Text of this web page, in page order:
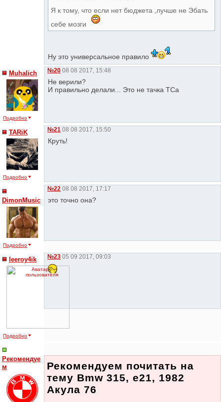
Я к тому, что если нет бюджета ,лучше не Эбать
себе мозги
Ну это универсальное правило
Muhalich
Подробно
№20 08 08 2017, 15:48
Не верили?
И правильно делали... Это не тачка ТСа
TARiK
Подробно
№21 08 08 2017, 15:50
Круть!
DimonMusic
Подробно
№22 08 08 2017, 17:17
это точно она?
leeroy4ik
Подробно
№23 05 09 2017, 09:03
Рекомендуе
м
Рекомендуем почитать на
тему Bmw 315, e21, 1982
Акула 76